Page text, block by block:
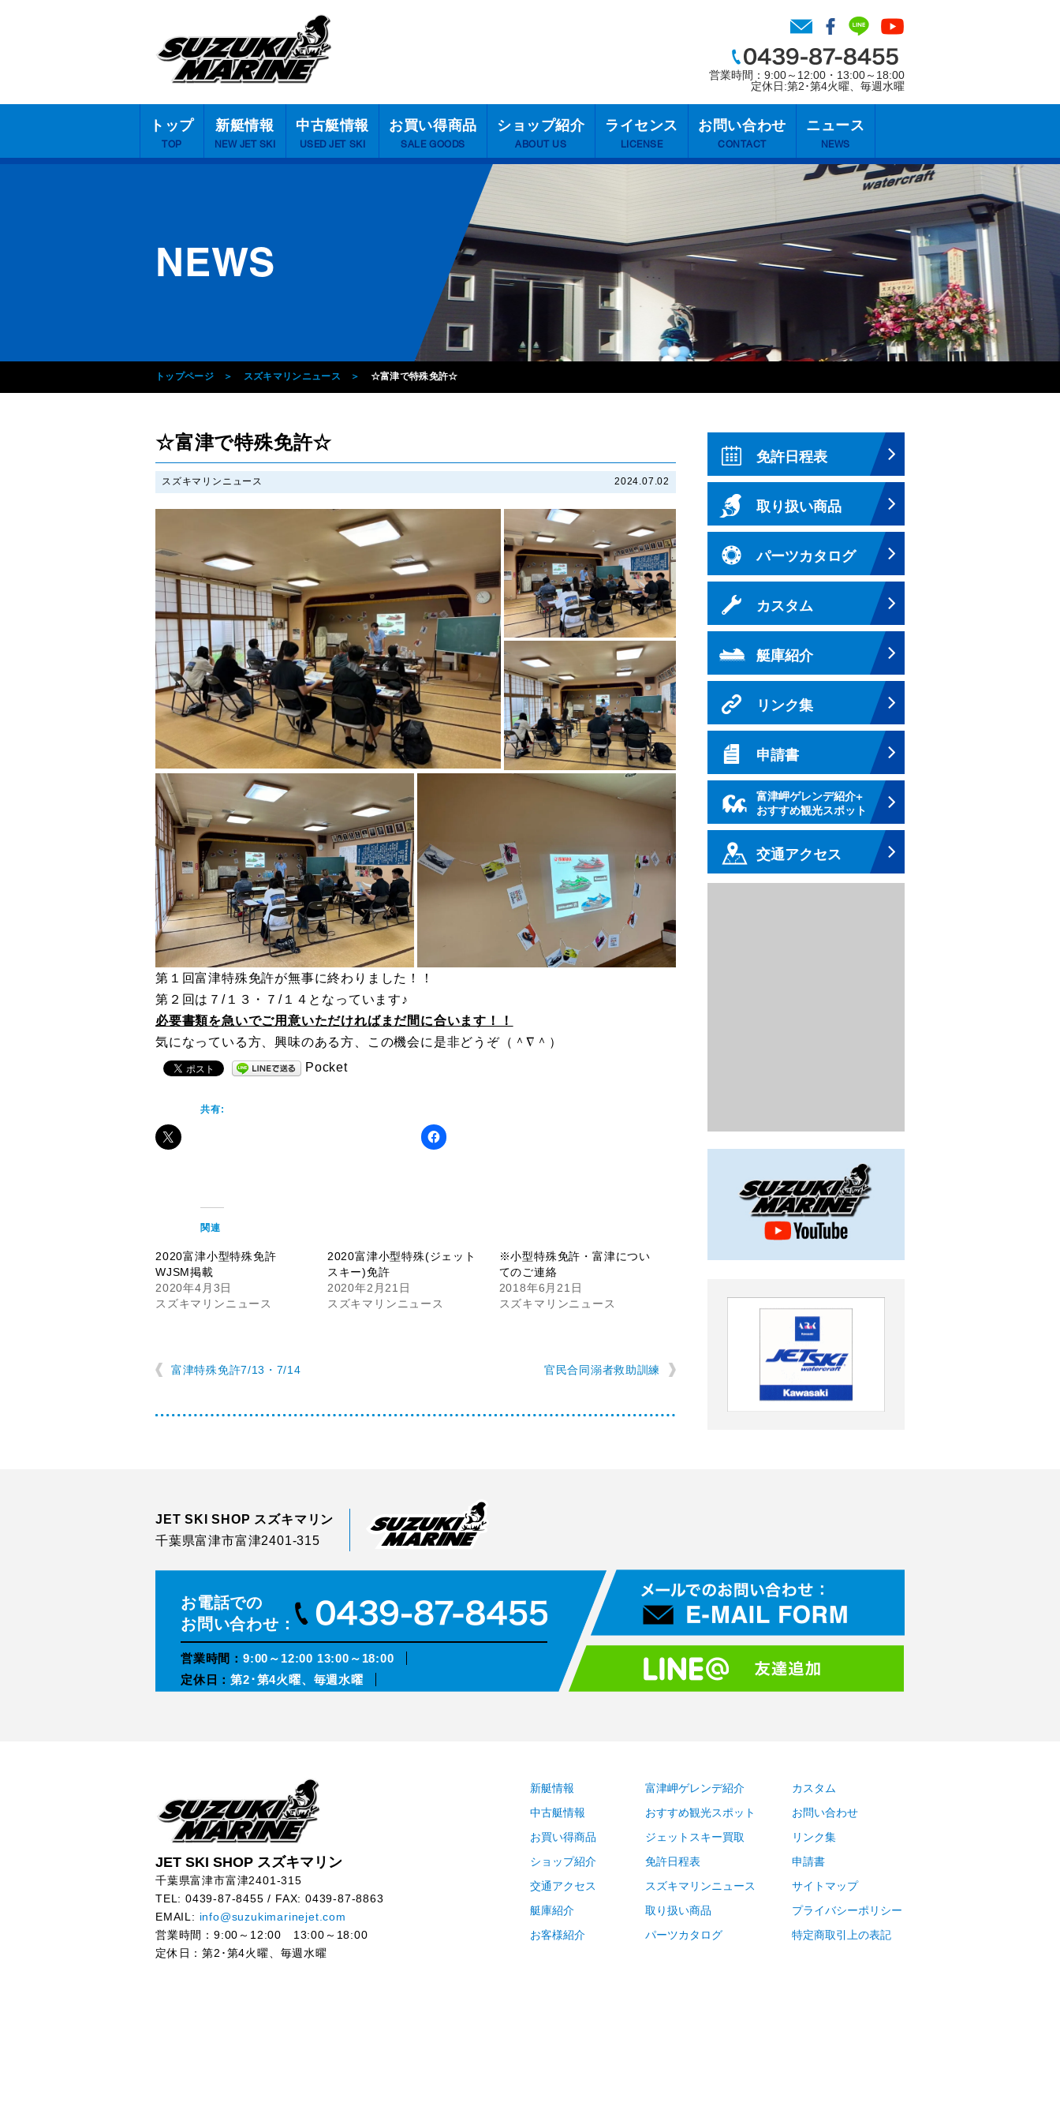
営業時間：9:00～12:00・13:00～18:00
定休日:第2･第4火曜、毎週水曜
トップ
TOP
新艇情報
NEW JET SKI
中古艇情報
USED JET SKI
お買い得商品
SALE GOODS
ショップ紹介
ABOUT US
ライセンス
LICENSE
お問い合わせ
CONTACT
ニュース
NEWS
NEWS
トップページ スズキマリンニュース ☆富津で特殊免許☆
☆富津で特殊免許☆
スズキマリンニュース 2024.07.02
第１回富津特殊免許が無事に終わりました！！
第２回は７/１３・７/１４となっています♪
必要書類を急いでご用意いただければまだ間に合います！！
気になっている方、興味のある方、この機会に是非どうぞ（＾∇＾）
Pocket
共有:
関連
2020富津小型特殊免許
WJSM掲載
2020年4月3日
スズキマリンニュース
2020富津小型特殊(ジェット
スキー)免許
2020年2月21日
スズキマリンニュース
※小型特殊免許・富津につい
てのご連絡
2018年6月21日
スズキマリンニュース
富津特殊免許7/13・7/14 官民合同溺者救助訓練
免許日程表
取り扱い商品
パーツカタログ
カスタム
艇庫紹介
リンク集
申請書
富津岬ゲレンデ紹介+
おすすめ観光スポット
交通アクセス
JET SKI SHOP スズキマリン
千葉県富津市富津2401-315
お電話での
お問い合わせ：
営業時間： 9:00～12:00 13:00～18:00
定休日：第2･第4火曜、毎週水曜
JET SKI SHOP スズキマリン
千葉県富津市富津2401-315
TEL: 0439-87-8455 / FAX: 0439-87-8863
EMAIL: info@suzukimarinejet.com
営業時間：9:00～12:00 13:00～18:00
定休日：第2･第4火曜、毎週水曜
新艇情報
中古艇情報
お買い得商品
ショップ紹介
交通アクセス
艇庫紹介
お客様紹介
富津岬ゲレンデ紹介
おすすめ観光スポット
ジェットスキー買取
免許日程表
スズキマリンニュース
取り扱い商品
パーツカタログ
カスタム
お問い合わせ
リンク集
申請書
サイトマップ
プライバシーポリシー
特定商取引上の表記